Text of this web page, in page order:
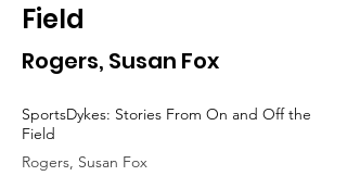
Field
Rogers, Susan Fox
SportsDykes: Stories From On and Off the
Field
Rogers, Susan Fox